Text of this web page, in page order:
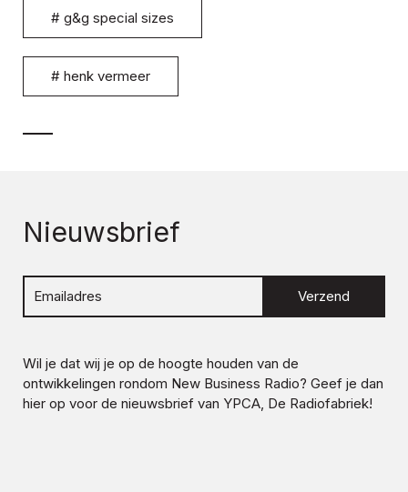
# g&g special sizes
# henk vermeer
Nieuwsbrief
Verzend
Wil je dat wij je op de hoogte houden van de
ontwikkelingen rondom New Business Radio? Geef je dan
hier op voor de nieuwsbrief van YPCA, De Radiofabriek!